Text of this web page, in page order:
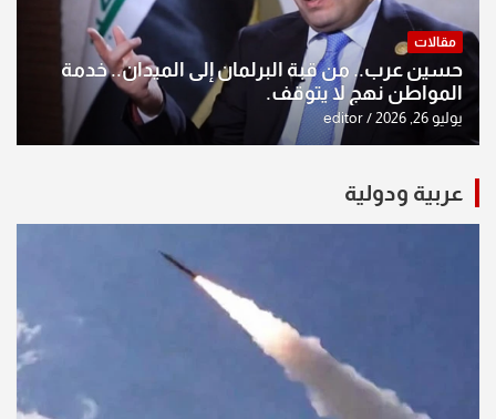
مقالات
حسين عرب.. من قبة البرلمان إلى الميدان.. خدمة
المواطن نهج لا يتوقف.
يوليو 26, 2026 editor
عربية ودولية